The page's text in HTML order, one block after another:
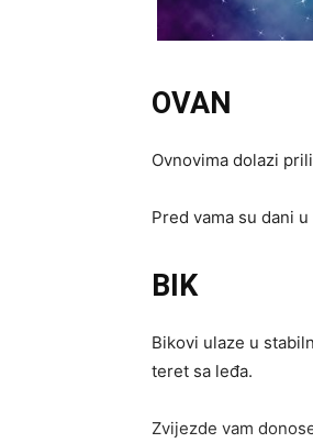
OVAN
Ovnovima dolazi
Pred vama su dani
BIK
Bikovi ulaze u
teret sa leđa.
Zvijezde vam